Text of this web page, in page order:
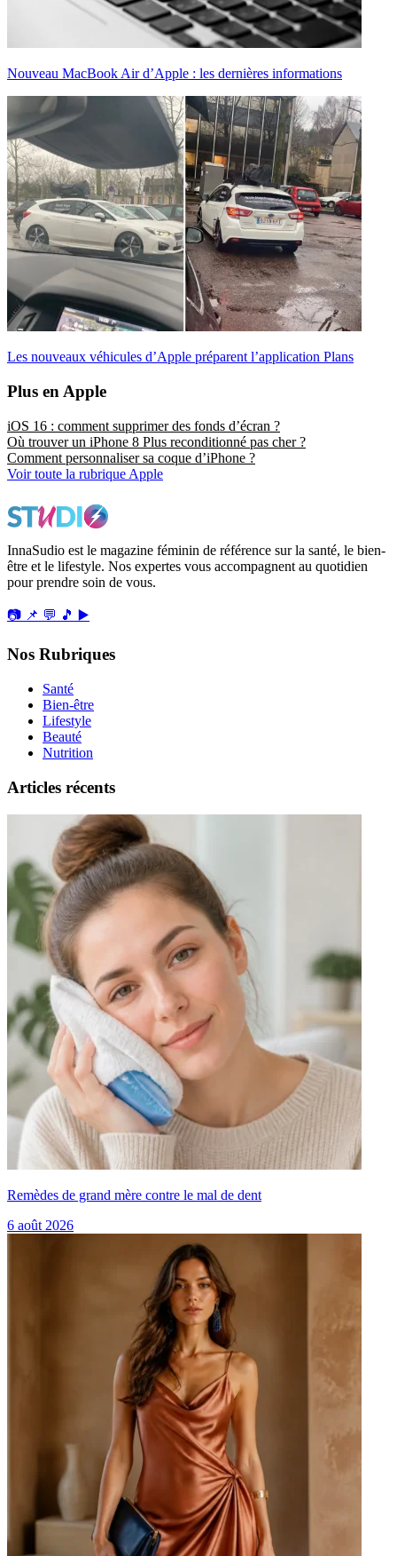
Nouveau MacBook Air d’Apple : les dernières informations
Les nouveaux véhicules d’Apple préparent l’application Plans
Plus en Apple
iOS 16 : comment supprimer des fonds d’écran ?
Où trouver un iPhone 8 Plus reconditionné pas cher ?
Comment personnaliser sa coque d’iPhone ?
Voir toute la rubrique Apple
InnaSudio est le magazine féminin de référence sur la santé, le bien-
être et le lifestyle. Nos expertes vous accompagnent au quotidien
pour prendre soin de vous.
📷 📌 💬 🎵 ▶️
Nos Rubriques
Santé
Bien-être
Lifestyle
Beauté
Nutrition
Articles récents
Remèdes de grand mère contre le mal de dent
6 août 2026